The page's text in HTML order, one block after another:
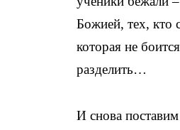
Божией, тех, кто
которая не
разделить…
И снова